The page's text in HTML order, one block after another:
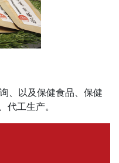
ン
、以及保健食品、保健
代工生产。